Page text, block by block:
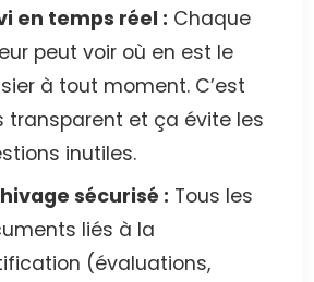
en temps réel : Chaque
peut voir où en est le
à tout moment. C’est
transparent et ça évite les
inutiles.
sécurisé : Tous les
liés à la
(évaluations,